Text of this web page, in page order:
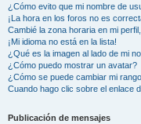
¿Cómo evito que mi nombre de
¡La hora en los foros no es
Cambié la zona horaria en mi
¡Mi idioma no está en la lista!
¿Qué es la imagen al lado de mi
¿Cómo puedo mostrar un avatar?
¿Cómo se puede cambiar mi
Cuando hago clic sobre el enlace
Publicación de mensajes